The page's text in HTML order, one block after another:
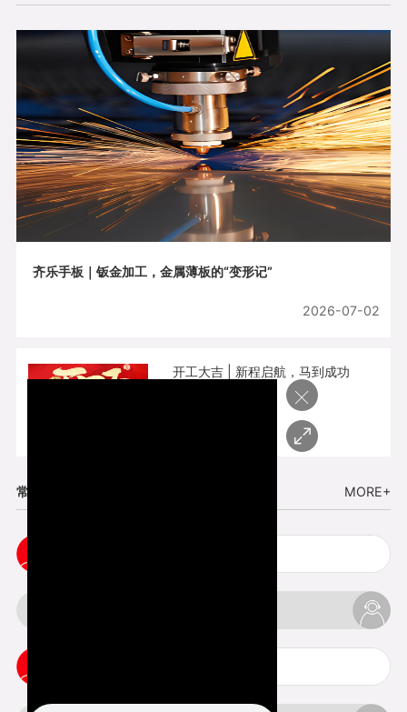
齐乐手板｜钣金加工，金属薄板的“变形记”
2026-07-02
开工大吉 | 新程启航，马到成功
常见问题 MORE+
×